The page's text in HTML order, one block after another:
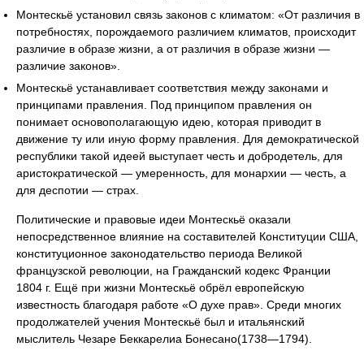
Монтескьё установил связь законов с климатом: «От различия в
потребностях, порождаемого различием климатов, происходит
различие в образе жизни, а от различия в образе жизни —
различие законов».
Монтескьё устанавливает соответствия между законами и
принципами правления. Под принципом правления он
понимает основополагающую идею, которая приводит в
движение ту или иную форму правления. Для демократической
республики такой идеей выступает честь и добродетель, для
аристократической — умеренность, для монархии — честь, а
для деспотии — страх.
Политические и правовые идеи Монтескьё оказали
непосредственное влияние на составителей Конституции США,
конституционное законодательство периода Великой
французской революции, на Гражданский кодекс Франции
1804 г. Ещё при жизни Монтескьё обрёл европейскую
известность благодаря работе «О духе прав». Среди многих
продолжателей учения Монтескьё был и итальянский
мыслитель Чезаре Беккарелиа Бонесано(1738—1794).